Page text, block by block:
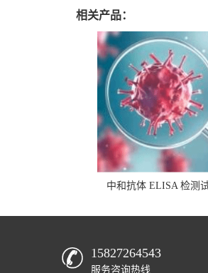
相关产品：
中和抗体 ELISA 检测
15827264543
服务咨询热线